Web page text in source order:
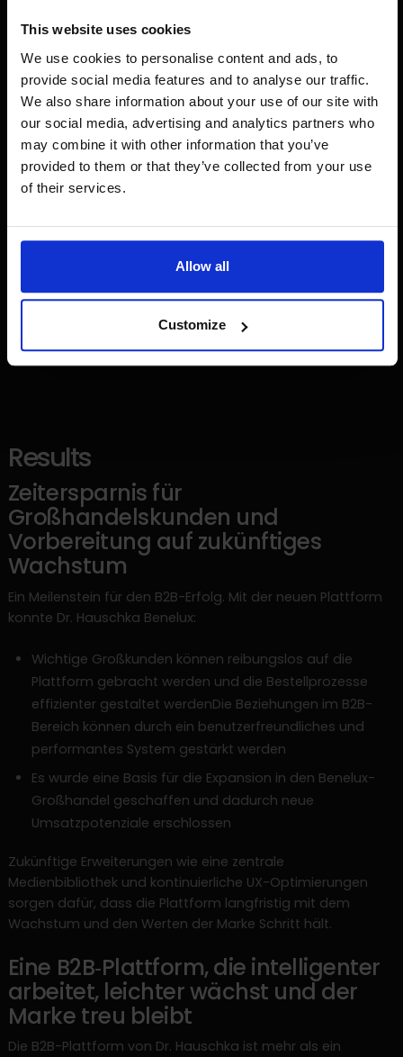
This website uses cookies
We use cookies to personalise content and ads, to
provide social media features and to analyse our traffic.
We also share information about your use of our site with
our social media, advertising and analytics partners who
may combine it with other information that you’ve
provided to them or that they’ve collected from your use
of their services.
Allow all
Customize
Strix has built a strong B2B platform that
elevates the Dr. Hauschka brand - clean,
scalable, and designed to drive real
AMBER SCHRÖDER
Results
Zeitersparnis für
Großhandelskunden und
Vorbereitung auf zukünftiges
Wachstum
Ein Meilenstein für den B2B-Erfolg. Mit der neuen Plattform
konnte Dr. Hauschka Benelux:
Wichtige Großkunden können reibungslos auf die
Plattform gebracht werden und die Bestellprozesse
effizienter gestaltet werdenDie Beziehungen im B2B-
Bereich können durch ein benutzerfreundliches und
performantes System gestärkt werden
Es wurde eine Basis für die Expansion in den Benelux-
Großhandel geschaffen und dadurch neue
Umsatzpotenziale erschlossen
Zukünftige Erweiterungen wie eine zentrale
Medienbibliothek und kontinuierliche UX-Optimierungen
sorgen dafür, dass die Plattform langfristig mit dem
Wachstum und den Werten der Marke Schritt hält.
Eine B2B‑Plattform, die intelligenter
arbeitet, leichter wächst und der
Marke treu bleibt
Die B2B-Plattform von Dr. Hauschka ist mehr als ein